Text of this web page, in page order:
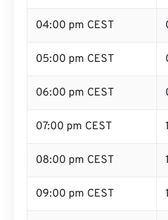
04:00 pm CEST
05:00 pm CEST
06:00 pm CEST
07:00 pm CEST
08:00 pm CEST
09:00 pm CEST